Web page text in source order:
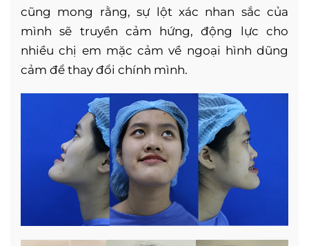
cũng mong rằng, sự lột xác nhan sắc của
mình sẽ truyền cảm hứng, động lực cho
nhiều chị em mặc cảm về ngoại hình dũng
cảm để thay đổi chính mình.